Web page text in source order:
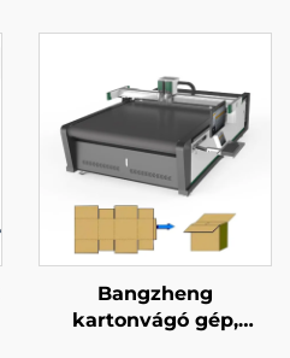
redőnyanyag-vágó,
gép
Bangzheng
kartonvágó gép,